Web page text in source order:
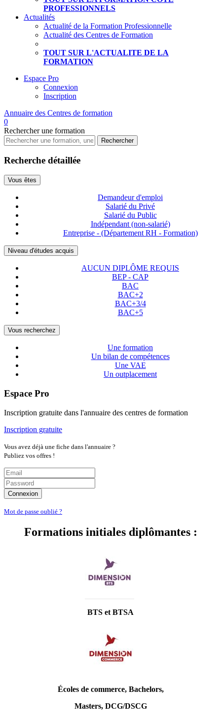
PROFESSIONNELS
Actualités
Actualité de la Formation Professionnelle
Actualité des Centres de Formation
TOUT SUR L'ACTUALITE DE LA
FORMATION
Espace Pro
Connexion
Inscription
Annuaire des Centres de formation
0
Rechercherune formation
Rechercher
Recherche détaillée
Vous êtes
Demandeur d'emploi
Salarié du Privé
Salarié du Public
Indépendant (non-salarié)
Entreprise - (Département RH - Formation)
Niveau d'études acquis
AUCUN DIPLÔME REQUIS
BEP - CAP
BAC
BAC+2
BAC+3/4
BAC+5
Vous recherchez
Une formation
Un bilan de compétences
Une VAE
Un outplacement
Espace Pro
Inscription gratuite dans l'annuaire des centres de formation
Inscription gratuite
Vous avez déjà une fiche dans l'annuaire ?
Publiez vos offres !
Connexion
Mot de passe oublié ?
Formations initiales diplômantes :
BTS et BTSA
Écoles de commerce, Bachelors,
Masters, DCG/DSCG